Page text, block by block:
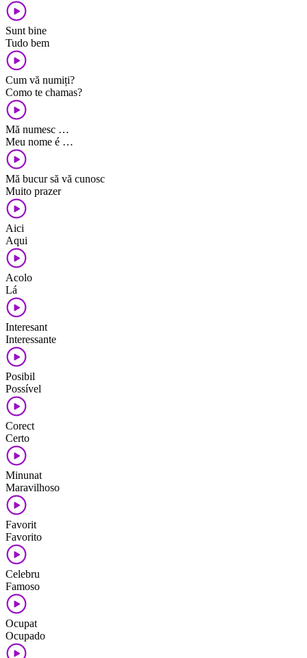
Sunt bine
Tudo bem
Cum vă numiți?
Como te chamas?
Mă numesc …
Meu nome é …
Mă bucur să vă cunosc
Muito prazer
Aici
Aqui
Acolo
Lá
Interesant
Interessante
Posibil
Possível
Corect
Certo
Minunat
Maravilhoso
Favorit
Favorito
Celebru
Famoso
Ocupat
Ocupado